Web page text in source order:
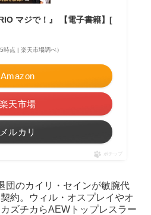
マジで！』 【電子書籍】[
時点 | 楽天市場調べ）
Amazon
楽天市場
メルカリ
ポチップ
団のカイリ・セインが敏腕代
約。ウィル・オスプレイやオ
ズチカらAEWトップレスラー